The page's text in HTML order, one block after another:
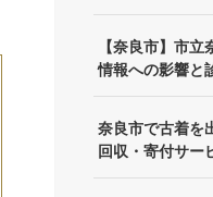
【奈良市】市
情報への影響と
奈良市で古着を
回収・寄付サー